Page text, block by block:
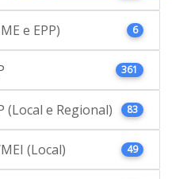
e EPP) 6
361
(Local e Regional) 83
(Local) 49